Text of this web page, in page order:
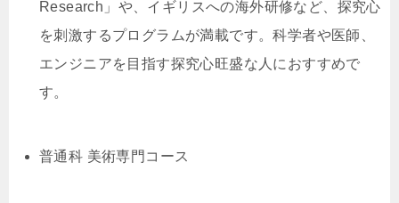
Research」や、イギリスへの海外研修など、探究心
を刺激するプログラムが満載です。科学者や医師、
エンジニアを目指す探究心旺盛な人におすすめで
す。
普通科 美術専門コース